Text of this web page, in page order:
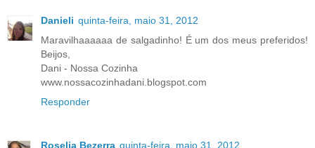
Danieli quinta-feira, maio 31, 2012
Maravilhaaaaaa de salgadinho! É um dos meus preferidos!
Beijos,
Dani - Nossa Cozinha
www.nossacozinhadani.blogspot.com
Responder
Roselia Bezerra quinta-feira, maio 31, 2012